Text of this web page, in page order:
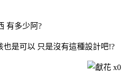
有多少阿?
是可以 只是沒有這種設計吧!?
x0